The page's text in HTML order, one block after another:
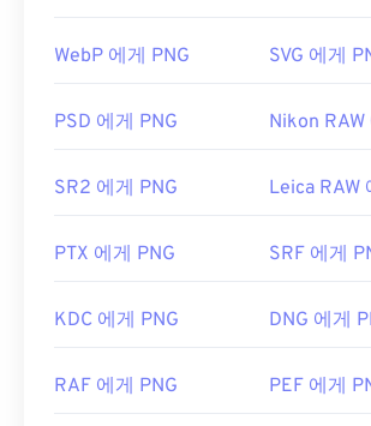
어에서 열립니다. PNG 파일은 모든 웹
있는 경우PNG-JPG PNG-WebP또
GIMP 나 Adobe Photoshop
과 같은
PNG 파일을 열고 편집하는 데 유용합
에 추가할 때는 주의해야 합니다. PNG
효과를 적용할 수 있다는 것입니다.
개발자: PNG 개발 그룹
WebP 에게 PNG SVG 에게
PSD 에게 PNG Nikon RAW
SR2 에게 PNG Leica RAW
PTX 에게 PNG SRF 에게
KDC 에게 PNG DNG 에게
RAF 에게 PNG PEF 에게